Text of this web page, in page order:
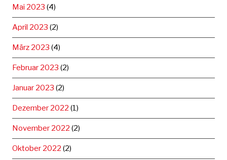
Mai 2023 (4)
April 2023 (2)
März 2023 (4)
Februar 2023 (2)
Januar 2023 (2)
Dezember 2022 (1)
November 2022 (2)
Oktober 2022 (2)